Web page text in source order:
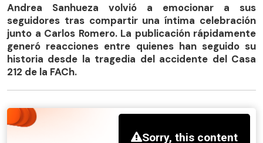
Andrea Sanhueza volvió a emocionar a sus
seguidores tras compartir una íntima celebración
junto a Carlos Romero. La publicación rápidamente
generó reacciones entre quienes han seguido su
historia desde la tragedia del accidente del Casa
212 de la FACh.